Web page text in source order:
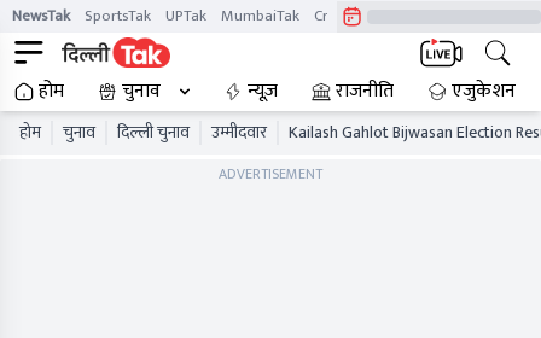
NewsTak SportsTak UPTak MumbaiTak CrimeTak
होम चुनाव न्यूज़ राजनीति एजुकेशन
होम चुनाव दिल्ली चुनाव उम्मीदवार Kailash Gahlot Bijwasan Election
ADVERTISEMENT